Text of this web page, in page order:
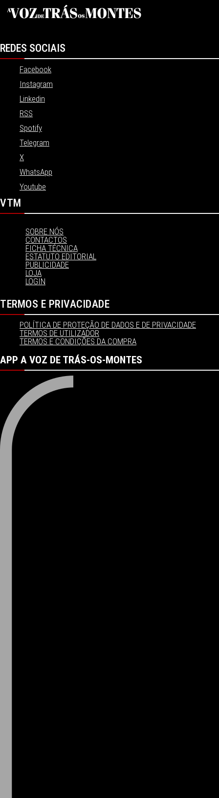
REDES SOCIAIS
Facebook
Instagram
Linkedin
RSS
Spotify
Telegram
X
WhatsApp
Youtube
VTM
SOBRE NÓS
CONTACTOS
FICHA TÉCNICA
ESTATUTO EDITORIAL
PUBLICIDADE
LOJA
LOGIN
TERMOS E PRIVACIDADE
POLÍTICA DE PROTEÇÃO DE DADOS E DE PRIVACIDADE
TERMOS DE UTILIZADOR
TERMOS E CONDIÇÕES DA COMPRA
APP A VOZ DE TRÁS-OS-MONTES